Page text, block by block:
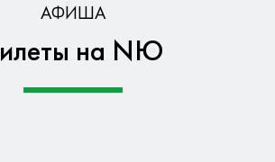
безопасности данных
АФИША
на NЮ